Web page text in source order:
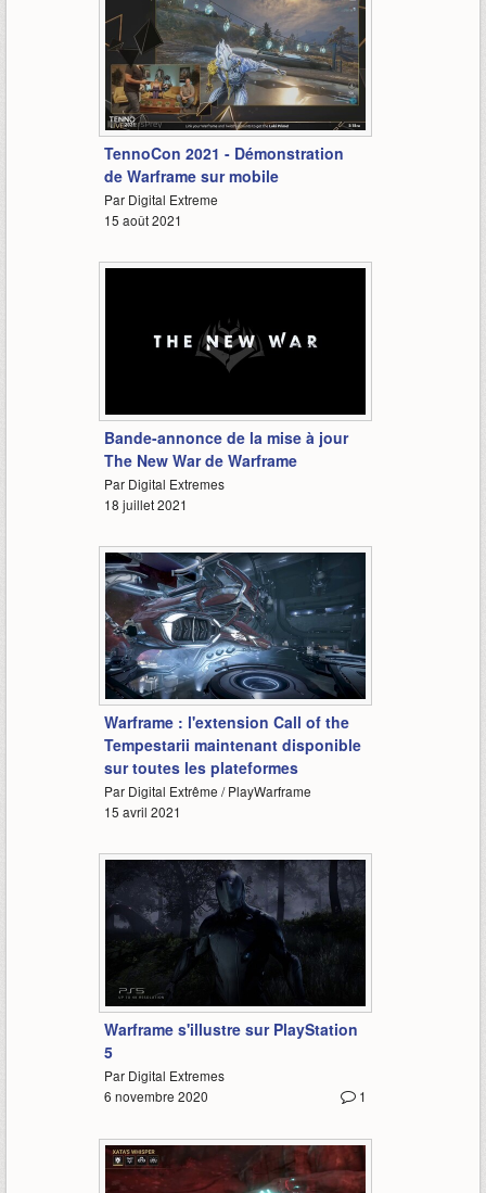
4:26
TennoCon 2021 - Démonstration
de Warframe sur mobile
Par Digital Extreme
15 août 2021
Bande-annonce de la mise à jour
The New War de Warframe
Par Digital Extremes
18 juillet 2021
2:07
Warframe : l'extension Call of the
Tempestarii maintenant disponible
sur toutes les plateformes
Par Digital Extrême / PlayWarframe
15 avril 2021
Warframe s'illustre sur PlayStation
5
Par Digital Extremes
1
6 novembre 2020